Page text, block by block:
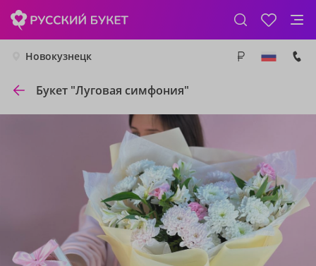
Новокузнецк
Букет "Луговая симфония"